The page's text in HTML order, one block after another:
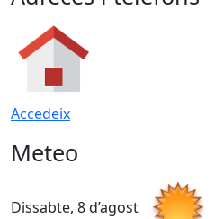
Accedeix
Meteo
Dissabte, 8 d’agost